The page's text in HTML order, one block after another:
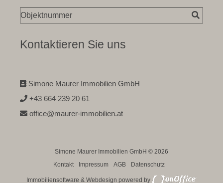
Kontaktieren Sie uns
Simone Maurer Immobilien GmbH
+43 664 239 20 61
office@maurer-immobilien.at
Simone Maurer Immobilien GmbH © 2026
Kontakt
Impressum AGB Datenschutz
Immobiliensoftware & Webdesign powered by